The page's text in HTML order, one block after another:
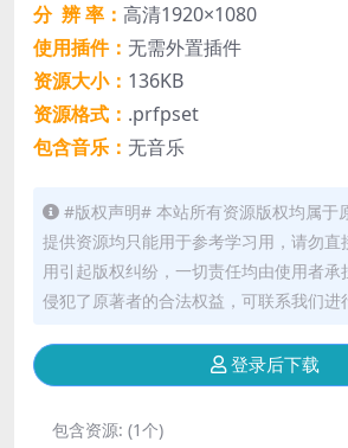
分 辨 率： 高清1920×1080
使用插件： 无需外置插件
资源大小： 136KB
资源格式： .prfpset
包含音乐： 无音乐
#版权声明# 本站所有资源版权均属于
提供资源均只能用于参考学习用，请勿直
用引起版权纠纷，一切责任均由使用者承
侵犯了原著者的合法权益，可联系我们进
登录后下载
包含资源: (1个)